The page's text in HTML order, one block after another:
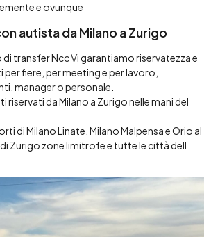
e ovunque
autista da Milano a Zurigo
transfer Ncc Vi garantiamo riservatezza e
fiere, per meeting e per lavoro,
manager o personale.
da Milano a Zurigo nelle mani del
di Milano Linate, Milano Malpensa e Orio al
Zurigo zone limitrofe e tutte le città dell